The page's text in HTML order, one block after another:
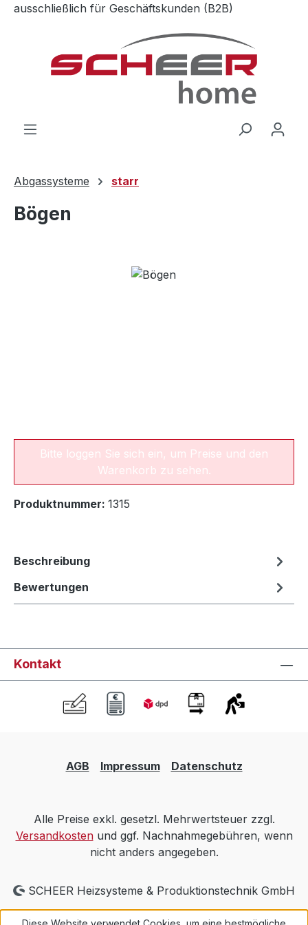
Zum Hauptinhalt springen
ausschließlich für Geschäftskunden (B2B)
Abgassysteme starr
Bögen
Bildergalerie überspringen
Bitte loggen Sie sich ein, um Preise und den
Warenkorb zu sehen.
Produktnummer: 1315
Beschreibung
Bewertungen
Kontakt
AGB Impressum Datenschutz
Alle Preise exkl. gesetzl. Mehrwertsteuer zzgl.
Versandkostenund ggf. Nachnahmegebühren, wenn
nicht anders angegeben.
SCHEER Heizsysteme & Produktionstechnik GmbH